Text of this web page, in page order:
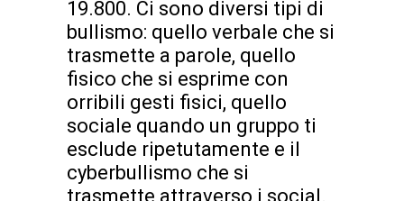
19.800. Ci sono diversi tipi di
bullismo: quello verbale che si
trasmette a parole, quello
fisico che si esprime con
orribili gesti fisici, quello
sociale quando un gruppo ti
esclude ripetutamente e il
cyberbullismo che si
trasmette attraverso i social.